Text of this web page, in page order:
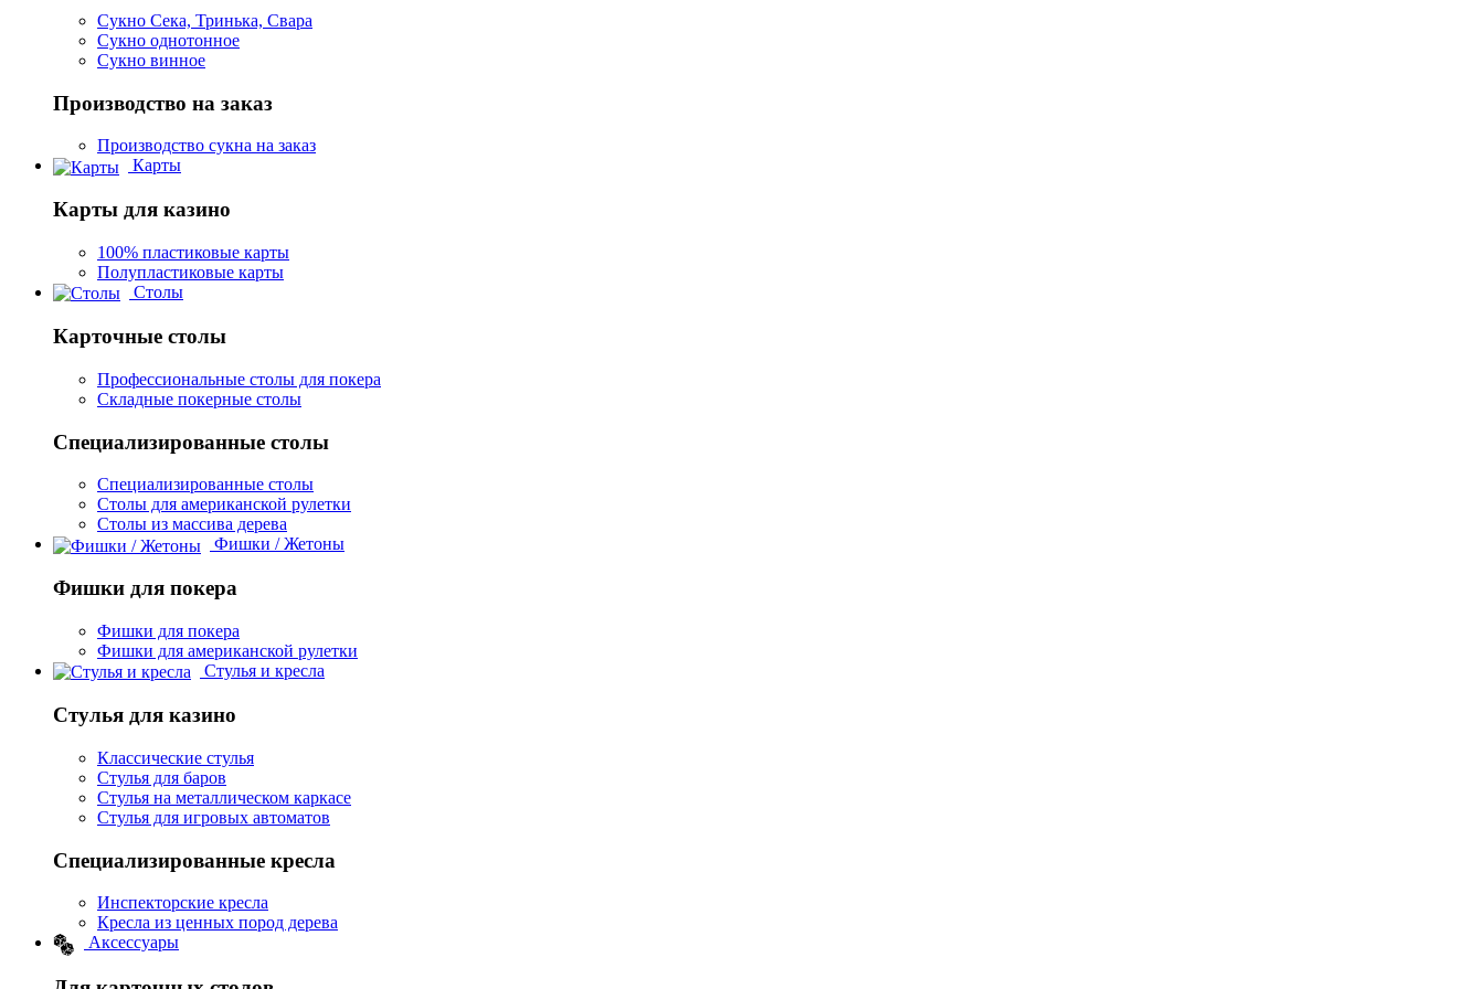
Сукно Сека, Тринька, Свара
Сукно однотонное
Сукно винное
Производство на заказ
Производство сукна на заказ
Карты
Карты для казино
100% пластиковые карты
Полупластиковые карты
Столы
Карточные столы
Профессиональные столы для покера
Складные покерные столы
Специализированные столы
Специализированные столы
Столы для американской рулетки
Столы из массива дерева
Фишки / Жетоны
Фишки для покера
Фишки для покера
Фишки для американской рулетки
Стулья и кресла
Стулья для казино
Классические стулья
Стулья для баров
Стулья на металлическом каркасе
Стулья для игровых автоматов
Специализированные кресла
Инспекторские кресла
Кресла из ценных пород дерева
Аксессуары